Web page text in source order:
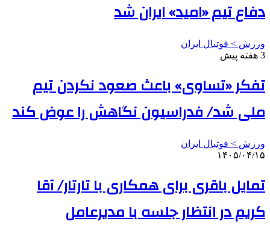
دفاع تیم «امید» ایران شد
ورزش > فوتبال ایران
3 هفته پیش
تفکر «تساوی» باعث صعود نکردن تیم
ملی شد/ فدراسیون نگاهش را عوض کند
ورزش > فوتبال ایران
۱۴۰۵/۰۴/۱۵
تمایل باقری برای همکاری با تارتار/ آقا
کریم در انتظار جلسه با مدیرعامل